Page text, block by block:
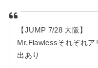
【JUMP 7/28 大阪】
Mr.Flawlessそれぞれ
出あり